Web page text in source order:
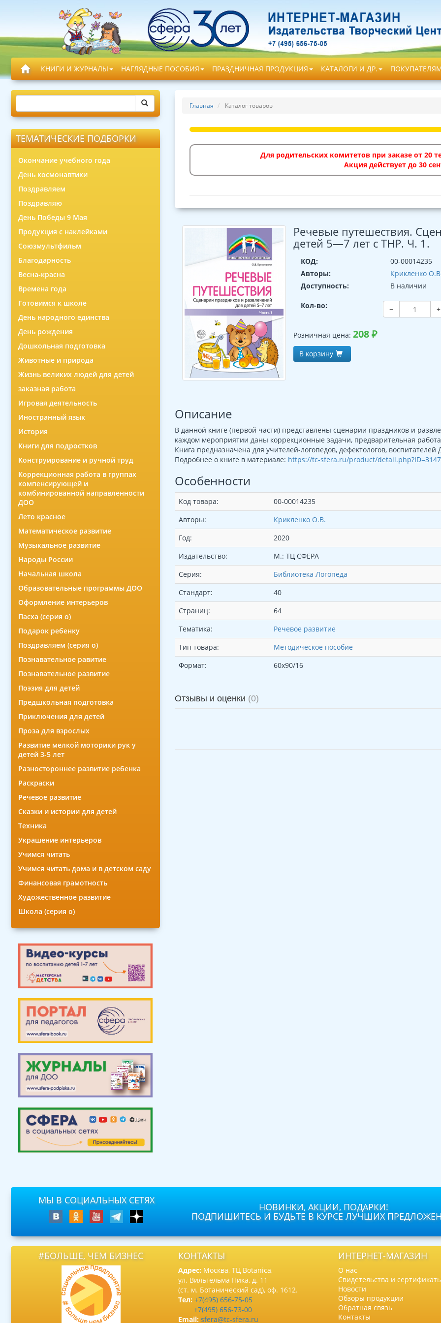
КНИГИ И ЖУРНАЛЫ НАГЛЯДНЫЕ ПОСОБИЯ ПРАЗДНИЧНАЯ ПРОДУКЦИЯ КАТАЛОГИ И ДР.
ТЕМАТИЧЕСКИЕ ПОДБОРКИ
Окончание учебного года
День космонавтики
Поздравляем
Поздравляю
День Победы 9 Мая
Продукция с наклейками
Союзмультфильм
Благодарность
Весна-красна
Времена года
Готовимся к школе
День народного единства
День рождения
Дошкольная подготовка
Животные и природа
Жизнь великих людей для детей
заказная работа
Игровая деятельность
Иностранный язык
История
Книги для подростков
Конструирование и ручной труд
Коррекционная работа в группах
компенсирующей и
комбинированной направленности
ДОО
Лето красное
Математическое развитие
Музыкальное развитие
Народы России
Начальная школа
Образовательные программы ДОО
Оформление интерьеров
Пасха (серия о)
Подарок ребенку
Поздравляем (серия о)
Познавательное равитие
Познавательное развитие
Поэзия для детей
Предшкольная подготовка
Приключения для детей
Проза для взрослых
Развитие мелкой моторики рук у
детей 3-5 лет
Разностороннее развитие ребенка
Раскраски
Речевое развитие
Сказки и истории для детей
Техника
Украшение интерьеров
Учимся читать
Учимся читать дома и в детском саду
Финансовая грамотность
Художественное развитие
Школа (серия о)
Главная Каталог товаров
Для родительских комитетов при заказе от 20
Акция действует до 30
Речевые путешествия.
детей 5—7 лет с ТНР. Ч. 1.
КОД:
00-00014235
Авторы:
Крикленко
Доступность:
В наличии
Кол-во: − +
Розничная цена:208₽
В корзину
Описание
В данной книге (первой части) представлены сценарии праздников и
каждом мероприятии даны коррекционные задачи, предварительная
Книга предназначена для учителей-логопедов, дефектологов,
Подробнее о книге в материале: https://tc-sfera.ru/product/
Особенности
Код товара:
00-00014235
Авторы:
Крикленко О.В.
Год:
2020
Издательство:
М.: ТЦ СФЕРА
Серия:
Библиотека Логопеда
Стандарт:
40
Страниц:
64
Тематика:
Речевое развитие
Тип товара:
Методическое пособие
Формат:
60x90/16
Отзывы и оценки (0)
МЫ В СОЦИАЛЬНЫХ СЕТЯХ
НОВИНКИ, АКЦИИ, ПОДАРКИ!
ПОДПИШИТЕСЬ И БУДЬТЕ В КУРСЕ ЛУЧШИХ
#БОЛЬШЕ, ЧЕМ БИЗНЕС КОНТАКТЫ
Адрес: Москва, ТЦ Botanica,
ул. Вильгельма Пика, д. 11
(ст. м. Ботанический сад), оф. 1612.
Тел: +7(495) 656-75-05
+7(495) 656-73-00
Email: sfera@tc-sfera.ru
ИНТЕРНЕТ-МАГАЗИН
О нас
Свидетельства и
Новости
Обзоры продукции
Обратная связь
Контакты